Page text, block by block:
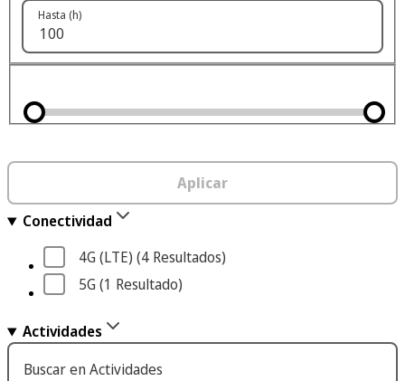
Hasta (h)
Aplicar
Conectividad
4G (LTE) (4 Resultados)
5G (1 Resultado)
Actividades
Buscar en Actividades